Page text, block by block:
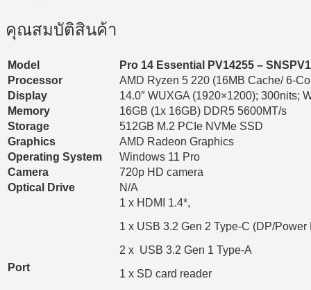
คุณสมบัติสินค้า
Model
Pro 14 Essential PV14255 –
Processor
AMD Ryzen 5 220 (16MB Cache/ 6-
Display
14.0″ WUXGA (1920×1200); 300nits;
Memory
16GB (1x 16GB) DDR5 5600MT/s
Storage
512GB M.2 PCIe NVMe SSD
Graphics
AMD Radeon Graphics
Operating System
Windows 11 Pro
Camera
720p HD camera
Optical Drive
N/A
Port
1 x HDMI 1.4*,
1 x USB 3.2 Gen 2 Type-C (DP/Power
2 x USB 3.2 Gen 1 Type-A
1 x SD card reader